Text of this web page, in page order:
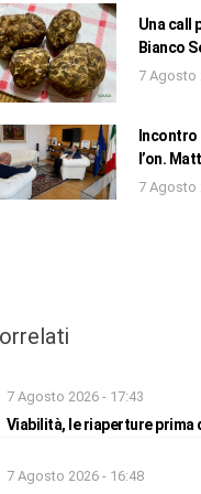
Una call
Bianco
7 Agosto
l’on.
7 Agosto
7 Agosto 2026 - 17:43
Viabilità, le riaperture prima
7 Agosto 2026 - 16:48